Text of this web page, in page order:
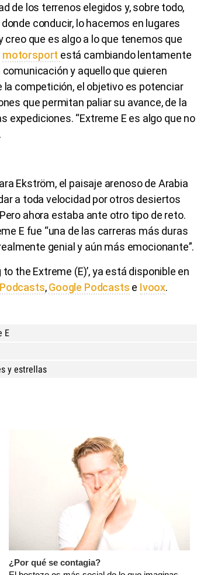
de los terrenos elegidos y, sobre todo,
conducir, lo hacemos en lugares
que es algo a lo que tenemos que
motorsport ​está cambiando lentamente
y aquello que quieren
la competición, el objetivo es potenciar
que permitan paliar su avance, de la
expediciones. “Extreme E es algo que no
Ekström, el paisaje arenoso de Arabia
a toda velocidad por otros desiertos
ahora estaba ante otro tipo de reto.
E fue “una de las carreras más duras
genial y aún más emocionante”.
the Extreme (E)’, ya está disponible en
,Google Podcasts e Ivoox.
E
y estrellas
¿Por qué se contagia?